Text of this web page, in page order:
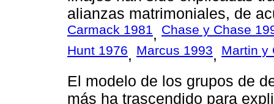
alianzas matrimoniales, de
Carmack 1981, Chase y Chase
Hunt 1976, Marcus 1993, Martin y
El modelo de los grupos de
más ha trascendido para